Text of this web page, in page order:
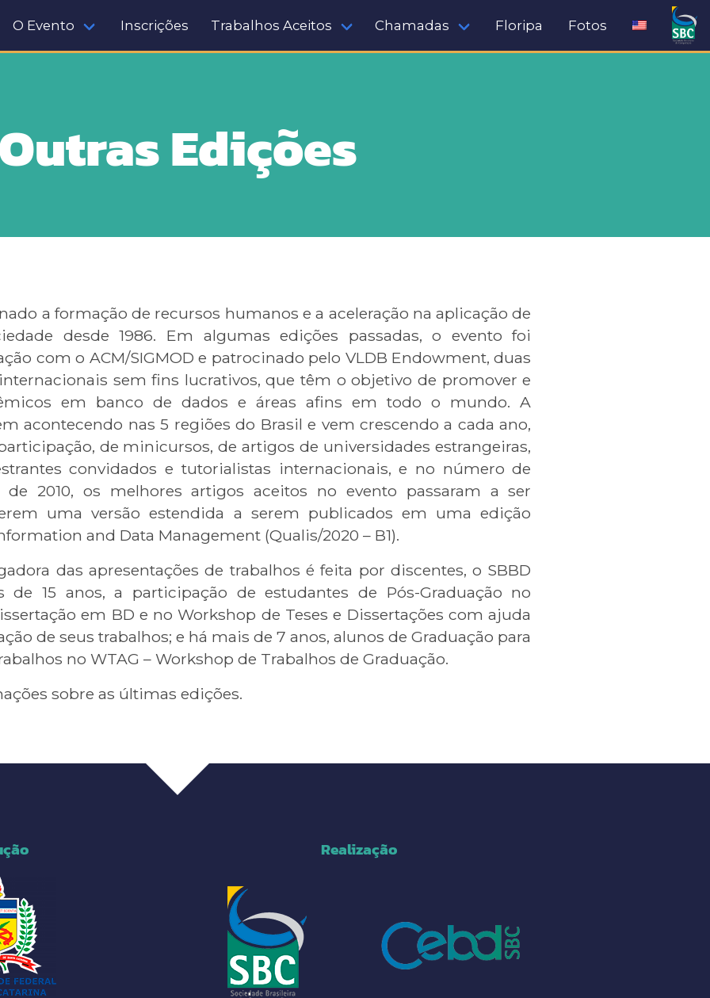
O Evento Inscrições Trabalhos Aceitos Chamadas Floripa Fotos
Edições
a formação de recursos humanos e a aceleração na aplicação de
desde 1986. Em algumas edições passadas, o evento foi
com o ACM/SIGMOD e patrocinado pelo VLDB Endowment, duas
sem fins lucrativos, que têm o objetivo de promover e
em banco de dados e áreas afins em todo o mundo. A
acontecendo nas 5 regiões do Brasil e vem crescendo a cada ano,
de minicursos, de artigos de universidades estrangeiras,
convidados e tutorialistas internacionais, e no número de
2010, os melhores artigos aceitos no evento passaram a ser
uma versão estendida a serem publicados em uma edição
and Data Management (Qualis/2020 – B1).
das apresentações de trabalhos é feita por discentes, o SBBD
15 anos, a participação de estudantes de Pós-Graduação no
em BD e no Workshop de Teses e Dissertações com ajuda
de seus trabalhos; e há mais de 7 anos, alunos de Graduação para
no WTAG – Workshop de Trabalhos de Graduação.
sobre as últimas edições.
Realização